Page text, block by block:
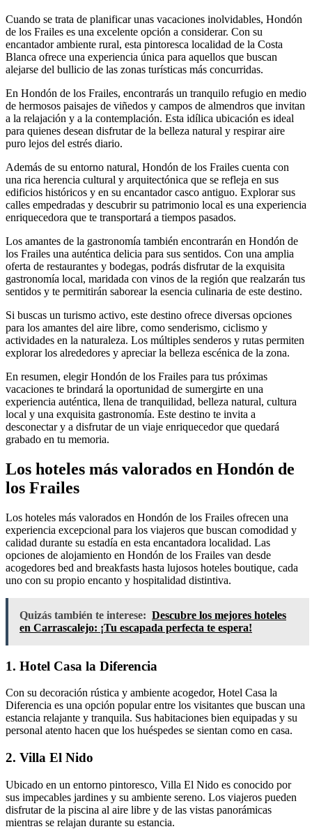
Cuando se trata de planificar unas vacaciones inolvidables, Hondón
de los Frailes es una excelente opción a considerar. Con su
encantador ambiente rural, esta pintoresca localidad de la Costa
Blanca ofrece una experiencia única para aquellos que buscan
alejarse del bullicio de las zonas turísticas más concurridas.
En Hondón de los Frailes, encontrarás un tranquilo refugio en medio
de hermosos paisajes de viñedos y campos de almendros que invitan
a la relajación y a la contemplación. Esta idílica ubicación es ideal
para quienes desean disfrutar de la belleza natural y respirar aire
puro lejos del estrés diario.
Además de su entorno natural, Hondón de los Frailes cuenta con
una rica herencia cultural y arquitectónica que se refleja en sus
edificios históricos y en su encantador casco antiguo. Explorar sus
calles empedradas y descubrir su patrimonio local es una experiencia
enriquecedora que te transportará a tiempos pasados.
Los amantes de la gastronomía también encontrarán en Hondón de
los Frailes una auténtica delicia para sus sentidos. Con una amplia
oferta de restaurantes y bodegas, podrás disfrutar de la exquisita
gastronomía local, maridada con vinos de la región que realzarán tus
sentidos y te permitirán saborear la esencia culinaria de este destino.
Si buscas un turismo activo, este destino ofrece diversas opciones
para los amantes del aire libre, como senderismo, ciclismo y
actividades en la naturaleza. Los múltiples senderos y rutas permiten
explorar los alrededores y apreciar la belleza escénica de la zona.
En resumen, elegir Hondón de los Frailes para tus próximas
vacaciones te brindará la oportunidad de sumergirte en una
experiencia auténtica, llena de tranquilidad, belleza natural, cultura
local y una exquisita gastronomía. Este destino te invita a
desconectar y a disfrutar de un viaje enriquecedor que quedará
grabado en tu memoria.
Los hoteles más valorados en Hondón de
los Frailes
Los hoteles más valorados en Hondón de los Frailes ofrecen una
experiencia excepcional para los viajeros que buscan comodidad y
calidad durante su estadía en esta encantadora localidad. Las
opciones de alojamiento en Hondón de los Frailes van desde
acogedores bed and breakfasts hasta lujosos hoteles boutique, cada
uno con su propio encanto y hospitalidad distintiva.
Quizás también te interese: Descubre los mejores hoteles
en Carrascalejo: ¡Tu escapada perfecta te espera!
1. Hotel Casa la Diferencia
Con su decoración rústica y ambiente acogedor, Hotel Casa la
Diferencia es una opción popular entre los visitantes que buscan una
estancia relajante y tranquila. Sus habitaciones bien equipadas y su
personal atento hacen que los huéspedes se sientan como en casa.
2. Villa El Nido
Ubicado en un entorno pintoresco, Villa El Nido es conocido por
sus impecables jardines y su ambiente sereno. Los viajeros pueden
disfrutar de la piscina al aire libre y de las vistas panorámicas
mientras se relajan durante su estancia.